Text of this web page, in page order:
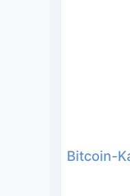
Bitcoin-